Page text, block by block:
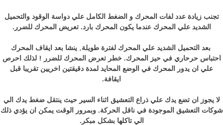
تجنب زيادة عدد لفات المحرك و الضغط الكامل علي دواسة الوقود والتحميل
الشديد علي المحرك عندما يكون المحرك بارد. تعريض المحرك للضرر.
بعد التحميل الشديد علي المحرك لفترة طويلة, ينشا بعد ايقاف المحرك
احتباس حرحاري في حيز المحرك. خطر تعرض المحرك للضرر ! لذلك احرص
علي ان يدور المحرك في الوضع المحايد لمدة دقيقتين اخريين تقريبا قبل
ايقافة.
لا يجوز ان تضع يدك علي ذراع التعشيق اثناء السير حيث ينتقل ضغط يدك الي
شوكات التعشيق الموجودة في ناقل الحركة. وبمرور الوقت يمكن ان يؤدي ذلك
الي تاكلها بشكل مبكر.